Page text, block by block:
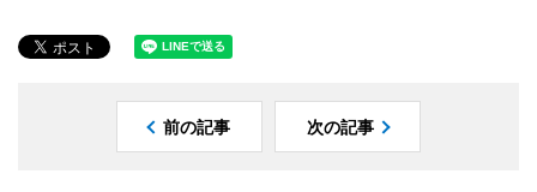
前の記事 次の記事